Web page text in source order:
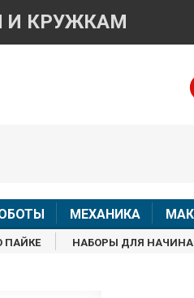
И КРУЖКАМ
МЕХАНИКА
ПАЙКЕ НАБОРЫ ДЛЯ
товара
обслуживаются
Менеджер
8 (499) 500-14-56